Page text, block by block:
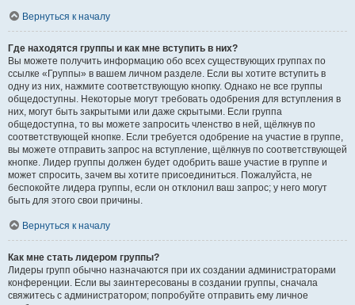
Вернуться к началу
Где находятся группы и как мне вступить в них?
Вы можете получить информацию обо всех существующих группах по
ссылке «Группы» в вашем личном разделе. Если вы хотите вступить в
одну из них, нажмите соответствующую кнопку. Однако не все группы
общедоступны. Некоторые могут требовать одобрения для вступления в
них, могут быть закрытыми или даже скрытыми. Если группа
общедоступна, то вы можете запросить членство в ней, щёлкнув по
соответствующей кнопке. Если требуется одобрение на участие в группе,
вы можете отправить запрос на вступление, щёлкнув по соответствующей
кнопке. Лидер группы должен будет одобрить ваше участие в группе и
может спросить, зачем вы хотите присоединиться. Пожалуйста, не
беспокойте лидера группы, если он отклонил ваш запрос; у него могут
быть для этого свои причины.
Вернуться к началу
Как мне стать лидером группы?
Лидеры групп обычно назначаются при их создании администраторами
конференции. Если вы заинтересованы в создании группы, сначала
свяжитесь с администратором; попробуйте отправить ему личное